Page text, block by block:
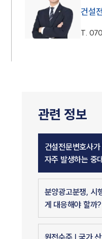
건설
T.
관련 정보
건설전문변호사
자주 발생하는 중
분양광고분쟁, 시
게 대응해야 할까?